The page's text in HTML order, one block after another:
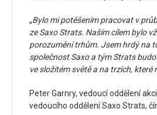
„Bylo mi potěšením pracovat v
ze Saxo Strats. Naším cílem bylo
porozumění trhům. Jsem hrdý na
společnost Saxo a tým Strats
ve složitém světě a na trzích,
Peter Garnry, vedoucí oddělení
vedoucího oddělení Saxo Strats,